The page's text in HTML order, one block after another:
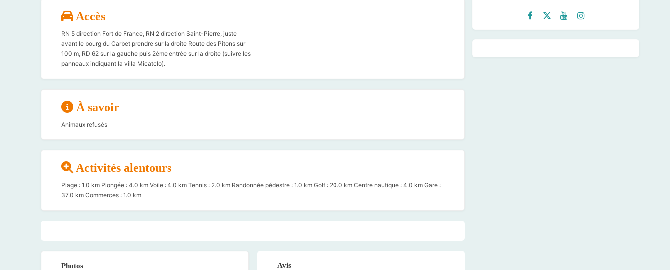
Accès
RN 5 direction Fort de France, RN 2 direction Saint-Pierre, juste
avant le bourg du Carbet prendre sur la droite Route des Pitons sur
100 m, RD 62 sur la gauche puis 2ème entrée sur la droite (suivre les
panneaux indiquant la villa Micatclo).
À savoir
Animaux refusés
Activités alentours
Plage : 1.0 km Plongée : 4.0 km Voile : 4.0 km Tennis : 2.0 km Randonnée pédestre : 1.0 km Golf : 20.0 km Centre nautique : 4.0 km Gare :
37.0 km Commerces : 1.0 km
Photos Avis